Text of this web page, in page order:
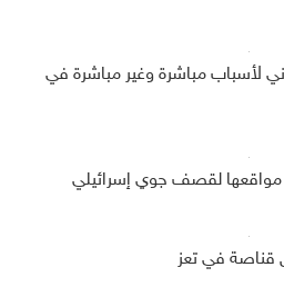
191 ألف مدني لأسباب مباشرة وغير مباشرة في
لقصف جوي إسرائيلي
قناصة في تعز